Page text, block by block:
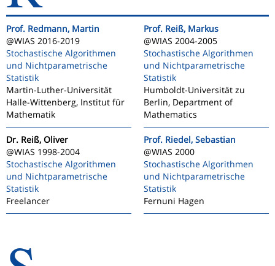
Prof. Redmann, Martin
@WIAS 2016-2019
Stochastische Algorithmen
und Nichtparametrische
Statistik
Martin-Luther-Universität
Halle-Wittenberg, Institut für
Mathematik
Prof. Reiß, Markus
@WIAS 2004-2005
Stochastische Algorithmen
und Nichtparametrische
Statistik
Humboldt-Universität zu
Berlin, Department of
Mathematics
Dr. Reiß, Oliver
@WIAS 1998-2004
Stochastische Algorithmen
und Nichtparametrische
Statistik
Freelancer
Prof. Riedel, Sebastian
@WIAS 2000
Stochastische Algorithmen
und Nichtparametrische
Statistik
Fernuni Hagen